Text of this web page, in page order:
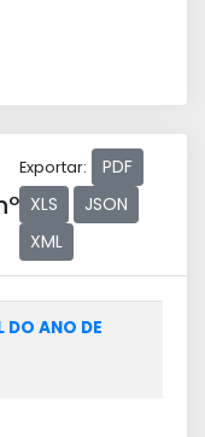
Exportar:
PDF
XLS
JSON
XML
DO ANO DE